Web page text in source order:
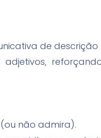
de descrição
adjetivos,
não admira).